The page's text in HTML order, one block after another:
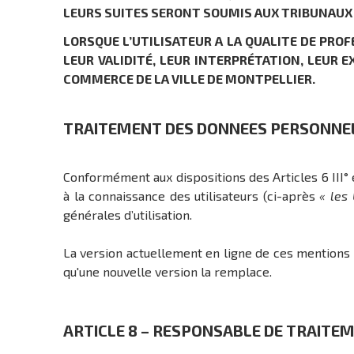
LEURS SUITES SERONT SOUMIS AUX
LORSQUE L’UTILISATEUR A LA QUALITE DE
LEUR VALIDITÉ, LEUR INTERPRÉTATION, LEUR
COMMERCE DE LA VILLE DE MONTPELLIER.
TRAITEMENT DES DONNEES
Conformément aux dispositions des Articles 6 III°
à la connaissance des utilisateurs (ci-après« les
générales d’utilisation.
La version actuellement en ligne de ces
qu'une nouvelle version la remplace.
ARTICLE 8 – RESPONSABLE DE